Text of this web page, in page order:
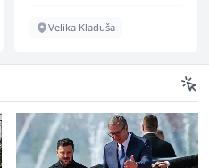
Velika Kladuša